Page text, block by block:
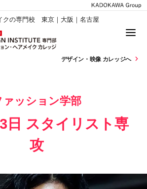
クの専門校 東京｜大阪｜名古屋
デザイン・ 映像 カレッジへ
ァッション学部
日 スタイリスト専
攻